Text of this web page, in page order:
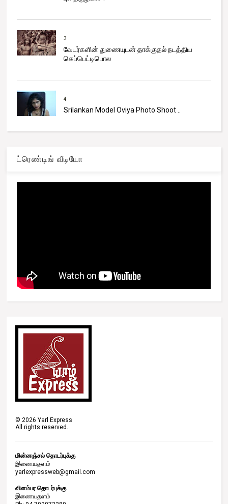
3
வேடர்களின் துணையுடன் தாக்குதல் நடத்திய
கெப்பெட்டிபொல
4
Srilankan Model Oviya Photo Shoot ..
ட்ரெண்டிங் வீடியோ
© 2026 Yarl Express
All rights reserved.
மின்னஞ்சல் தொடர்புக்கு
இணையதளம்
yarlexpressweb@gmail.com
விளம்பர தொடர்புக்கு
இணையதளம்